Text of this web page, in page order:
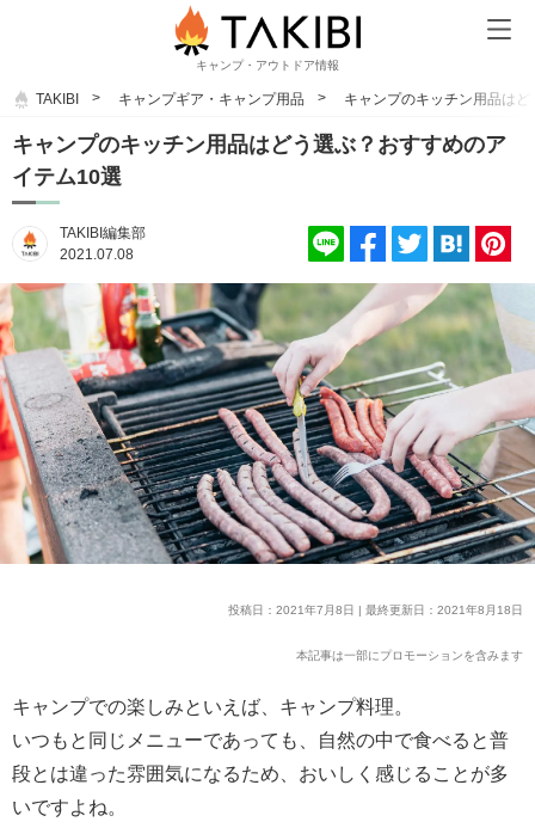
キャンプ・アウトドア情報
TAKIBI キャンプギア・キャンプ用品 キャンプのキッチン用品は
キャンプのキッチン用品はどう選ぶ？おすすめのア
イテム10選
TAKIBI編集部
2021.07.08
投稿日：2021年7月8日 | 最終更新日：2021年8月18日
本記事は一部にプロモーションを含みます
キャンプでの楽しみといえば、キャンプ料理。
いつもと同じメニューであっても、自然の中で食べると普
段とは違った雰囲気になるため、おいしく感じることが多
いですよね。